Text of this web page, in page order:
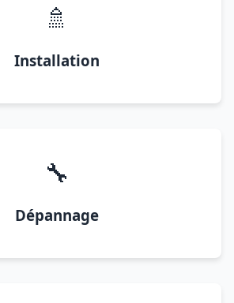
🚿
Installation
🔧
Dépannage